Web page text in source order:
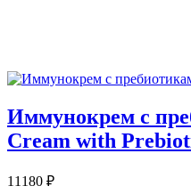
Иммунокрем с
Cream with
11180 ₽